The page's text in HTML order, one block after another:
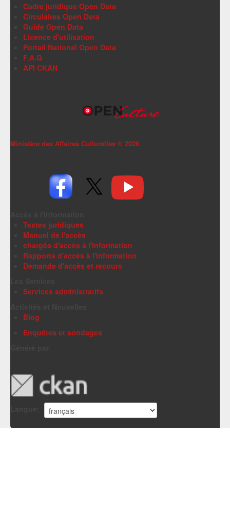
Cadre juridique Open Data
Circulaires Open Data
Guide Open Data
Licence d'utilisation
Portail National Open Data
F.A.Q
API CKAN
Ministère des Affaires Culturelles © 2026
Textes juridiques
Manuel de l'accès
chargés d'accès à l'information
Rapports d'accès à l'information
Demande d'accès et recours
Services administratifs
Blog
Enquêtes et sondages